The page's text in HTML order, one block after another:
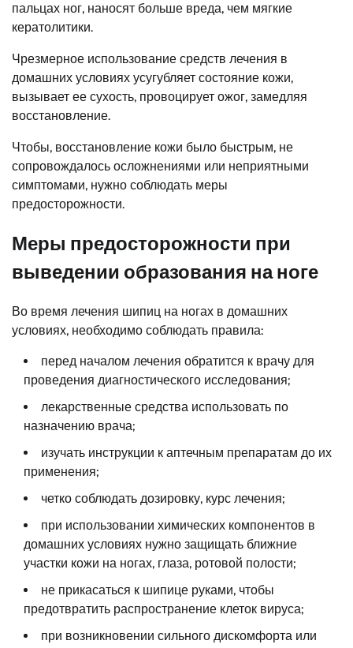
пальцах ног, наносят больше вреда, чем мягкие
кератолитики.
Чрезмерное использование средств лечения в
домашних условиях усугубляет состояние кожи,
вызывает ее сухость, провоцирует ожог, замедляя
восстановление.
Чтобы, восстановление кожи было быстрым, не
сопровождалось осложнениями или неприятными
симптомами, нужно соблюдать меры
предосторожности.
Меры предосторожности при
выведении образования на ноге
Во время лечения шипиц на ногах в домашних
условиях, необходимо соблюдать правила:
перед началом лечения обратится к врачу для
проведения диагностического исследования;
лекарственные средства использовать по
назначению врача;
изучать инструкции к аптечным препаратам до их
применения;
четко соблюдать дозировку, курс лечения;
при использовании химических компонентов в
домашних условиях нужно защищать ближние
участки кожи на ногах, глаза, ротовой полости;
не прикасаться к шипице руками, чтобы
предотвратить распространение клеток вируса;
при возникновении сильного дискомфорта или